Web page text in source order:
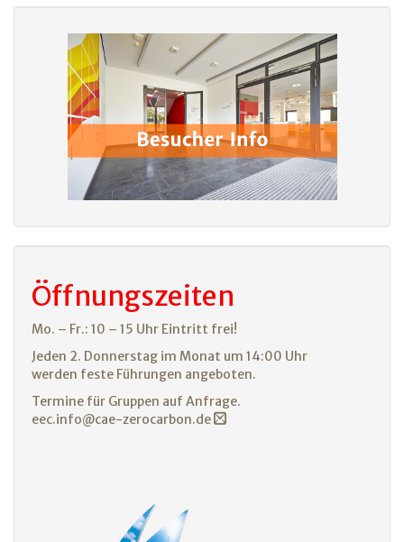
Öffnungszeiten
Mo. – Fr.: 10 – 15 Uhr Eintritt frei!
Jeden 2. Donnerstag im Monat um 14:00 Uhr
werden feste Führungen angeboten.
Termine für Gruppen auf Anfrage.
eec.info@cae-zerocarbon.de